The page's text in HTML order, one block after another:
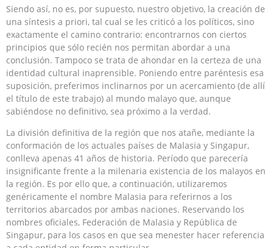
Siendo así, no es, por supuesto, nuestro objetivo, la creación de
una síntesis a priori, tal cual se les criticó a los políticos, sino
exactamente el camino contrario: encontrarnos con ciertos
principios que sólo recién nos permitan abordar a una
conclusión. Tampoco se trata de ahondar en la certeza de una
identidad cultural inaprensible. Poniendo entre paréntesis esa
suposición, preferimos inclinarnos por un acercamiento (de allí
el título de este trabajo) al mundo malayo que, aunque
sabiéndose no definitivo, sea próximo a la verdad.
La división definitiva de la región que nos atañe, mediante la
conformación de los actuales países de Malasia y Singapur,
conlleva apenas 41 años de historia. Período que parecería
insignificante frente a la milenaria existencia de los malayos en
la región. Es por ello que, a continuación, utilizaremos
genéricamente el nombre Malasia para referirnos a los
territorios abarcados por ambas naciones. Reservando los
nombres oficiales, Federación de Malasia y República de
Singapur, para los casos en que sea menester hacer referencia